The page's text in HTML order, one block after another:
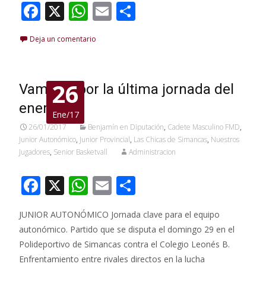
F
e
o
o
k
X W
h
at
A
p
E
ar
r
Deja un comentario
26
Ene/17
Vamos a por la última jornada del
enero
26/01/2017 Benjamín en Diputación, Cadete Masculino FMD,
Junior Autonómico, Junior Provincial, Las Chicas de Simancas, Nuestros
Jugadores, Senior Basketvall Administracion
F
e
b
o
X W
at
s
A
E
ai
l
m
p
ar
JUNIOR AUTONÓMICO Jornada clave para el equipo
autonómico. Partido que se disputa el domingo 29 en el
Polideportivo de Simancas contra el Colegio Leonés B.
Enfrentamiento entre rivales directos en la lucha